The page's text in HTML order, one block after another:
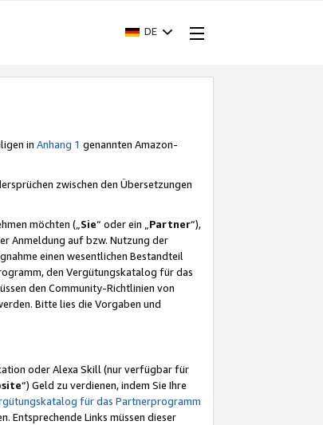
DE
in Anhang 1 genannten Amazon-
zwischen den Übersetzungen
möchten („Sie“ oder ein „Partner“),
Anmeldung auf bzw. Nutzung der
einen wesentlichen Bestandteil
den Vergütungskatalog für das
den Community-Richtlinien von
Bitte lies die Vorgaben und
oder Alexa Skill (nur verfügbar für
“) Geld zu verdienen, indem Sie Ihre
für das Partnerprogramm
Entsprechende Links müssen dieser